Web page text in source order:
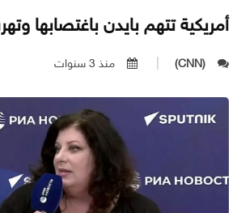
أمريكية تتهم بايدن باغتصابها
(CNN) منذ 3 سنوات